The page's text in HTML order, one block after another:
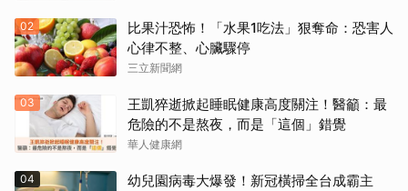
02
比果汁恐怖！「水果1吃法」狠奪命：恐害人
心律不整、心臟驟停
三立新聞網
03
王凱猝逝掀起睡眠健康高度關注！醫籲：最
危險的不是熬夜，而是「這個」錯覺
華人健康網
04 幼兒園病毒大爆發！新冠橫掃全台成霸主